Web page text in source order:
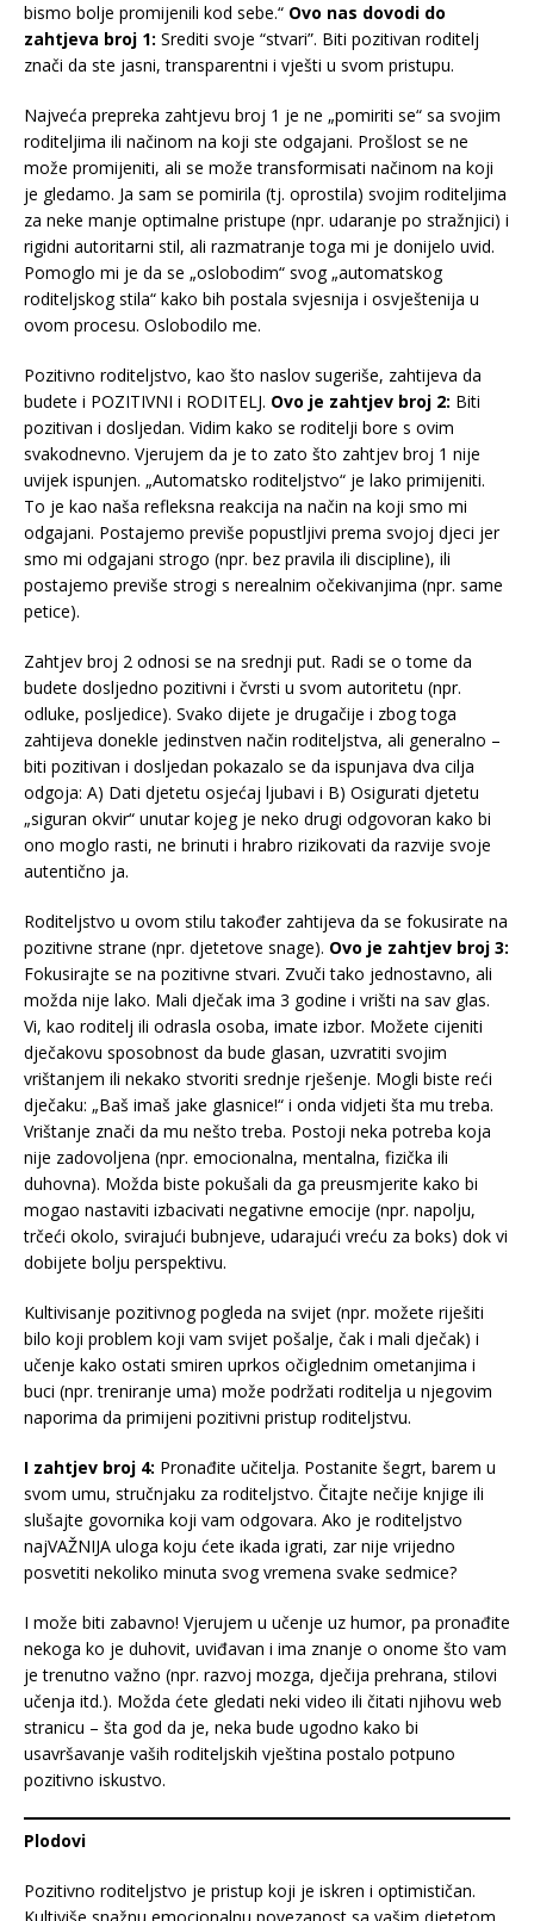
bismo bolje promijenili kod sebe.“ Ovo nas dovodi do
zahtjeva broj 1: Srediti svoje “stvari”. Biti pozitivan roditelj
znači da ste jasni, transparentni i vješti u svom pristupu.
Najveća prepreka zahtjevu broj 1 je ne „pomiriti se“ sa svojim
roditeljima ili načinom na koji ste odgajani. Prošlost se ne
može promijeniti, ali se može transformisati načinom na koji
je gledamo. Ja sam se pomirila (tj. oprostila) svojim roditeljima
za neke manje optimalne pristupe (npr. udaranje po stražnjici) i
rigidni autoritarni stil, ali razmatranje toga mi je donijelo uvid.
Pomoglo mi je da se „oslobodim“ svog „automatskog
roditeljskog stila“ kako bih postala svjesnija i osvještenija u
ovom procesu. Oslobodilo me.
Pozitivno roditeljstvo, kao što naslov sugeriše, zahtijeva da
budete i POZITIVNI i RODITELJ. Ovo je zahtjev broj 2: Biti
pozitivan i dosljedan. Vidim kako se roditelji bore s ovim
svakodnevno. Vjerujem da je to zato što zahtjev broj 1 nije
uvijek ispunjen. „Automatsko roditeljstvo“ je lako primijeniti.
To je kao naša refleksna reakcija na način na koji smo mi
odgajani. Postajemo previše popustljivi prema svojoj djeci jer
smo mi odgajani strogo (npr. bez pravila ili discipline), ili
postajemo previše strogi s nerealnim očekivanjima (npr. same
petice).
Zahtjev broj 2 odnosi se na srednji put. Radi se o tome da
budete dosljedno pozitivni i čvrsti u svom autoritetu (npr.
odluke, posljedice). Svako dijete je drugačije i zbog toga
zahtijeva donekle jedinstven način roditeljstva, ali generalno –
biti pozitivan i dosljedan pokazalo se da ispunjava dva cilja
odgoja: A) Dati djetetu osjećaj ljubavi i B) Osigurati djetetu
„siguran okvir“ unutar kojeg je neko drugi odgovoran kako bi
ono moglo rasti, ne brinuti i hrabro rizikovati da razvije svoje
autentično ja.
Roditeljstvo u ovom stilu također zahtijeva da se fokusirate na
pozitivne strane (npr. djetetove snage). Ovo je zahtjev broj 3:
Fokusirajte se na pozitivne stvari. Zvuči tako jednostavno, ali
možda nije lako. Mali dječak ima 3 godine i vrišti na sav glas.
Vi, kao roditelj ili odrasla osoba, imate izbor. Možete cijeniti
dječakovu sposobnost da bude glasan, uzvratiti svojim
vrištanjem ili nekako stvoriti srednje rješenje. Mogli biste reći
dječaku: „Baš imaš jake glasnice!“ i onda vidjeti šta mu treba.
Vrištanje znači da mu nešto treba. Postoji neka potreba koja
nije zadovoljena (npr. emocionalna, mentalna, fizička ili
duhovna). Možda biste pokušali da ga preusmjerite kako bi
mogao nastaviti izbacivati negativne emocije (npr. napolju,
trčeći okolo, svirajući bubnjeve, udarajući vreću za boks) dok vi
dobijete bolju perspektivu.
Kultivisanje pozitivnog pogleda na svijet (npr. možete riješiti
bilo koji problem koji vam svijet pošalje, čak i mali dječak) i
učenje kako ostati smiren uprkos očiglednim ometanjima i
buci (npr. treniranje uma) može podržati roditelja u njegovim
naporima da primijeni pozitivni pristup roditeljstvu.
I zahtjev broj 4: Pronađite učitelja. Postanite šegrt, barem u
svom umu, stručnjaku za roditeljstvo. Čitajte nečije knjige ili
slušajte govornika koji vam odgovara. Ako je roditeljstvo
najVAŽNIJA uloga koju ćete ikada igrati, zar nije vrijedno
posvetiti nekoliko minuta svog vremena svake sedmice?
I može biti zabavno! Vjerujem u učenje uz humor, pa pronađite
nekoga ko je duhovit, uviđavan i ima znanje o onome što vam
je trenutno važno (npr. razvoj mozga, dječija prehrana, stilovi
učenja itd.). Možda ćete gledati neki video ili čitati njihovu web
stranicu – šta god da je, neka bude ugodno kako bi
usavršavanje vaših roditeljskih vještina postalo potpuno
pozitivno iskustvo.
Plodovi
Pozitivno roditeljstvo je pristup koji je iskren i optimističan.